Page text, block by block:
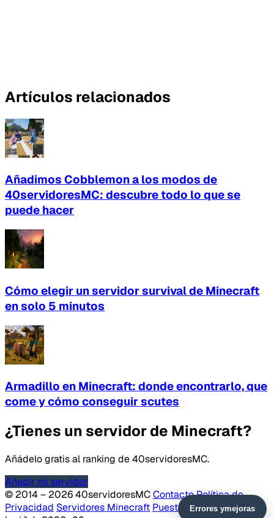
Artículos relacionados
Añadimos Cobblemon a los modos de
40servidoresMC: descubre todo lo que se
puede hacer
Cómo elegir un servidor survival de Minecraft
en solo 5 minutos
Armadillo en Minecraft: donde encontrarlo, que
come y cómo conseguir scutes
¿Tienes un servidor de Minecraft?
Añádelo gratis al ranking de 40servidoresMC.
Añadir mi servidor
© 2014 – 2026 40servidoresMCContactoPolítica de
Privacidad Servidores Minecraft Puestos VIPv4.0 ·
Errores ymejoras